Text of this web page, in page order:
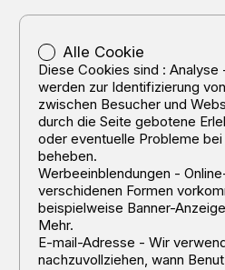
Alle Cookie
Diese Cookies sind : Analyse
werden zur Identifizierung
zwischen Besucher und
durch die Seite gebotene
oder eventuelle Probleme
beheben.
Werbeeinblendungen -
verschidenen Formen
beispielweise Banner-
Mehr.
E-mail-Adresse - Wir
nachzuvollziehen, wann